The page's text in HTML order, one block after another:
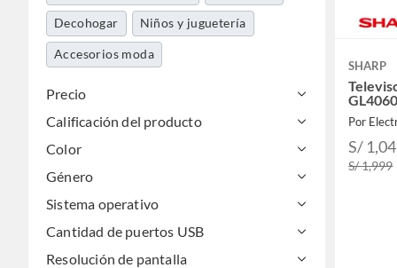
Decohogar Niños y juguetería
Accesorios moda
Precio
Calificación del producto
Color
Género
Sistema operativo
Cantidad de puertos USB
Resolución de pantalla
SHARP
Por
S/
S/ 1,999